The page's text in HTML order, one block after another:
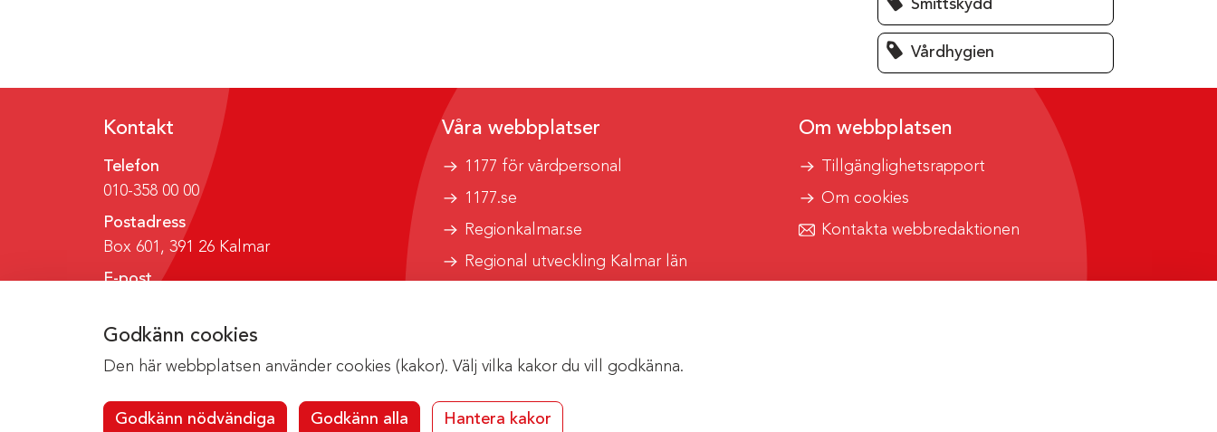
Godkänn cookies
Den här webbplatsen använder cookies (kakor). Välj vilka kakor du vill godkänna.
Godkänn nödvändiga Godkänn alla Hantera kakor
Smittskydd
Vårdhygien
Kontakt
Telefon
010-358 00 00
Postadress
Box 601, 391 26 Kalmar
E-post
Våra webbplatser
1177 för vårdpersonal
1177.se
Regionkalmar.se
Regional utveckling Kalmar län
Om webbplatsen
Tillgänglighetsrapport
Om cookies
Kontakta webbredaktionen